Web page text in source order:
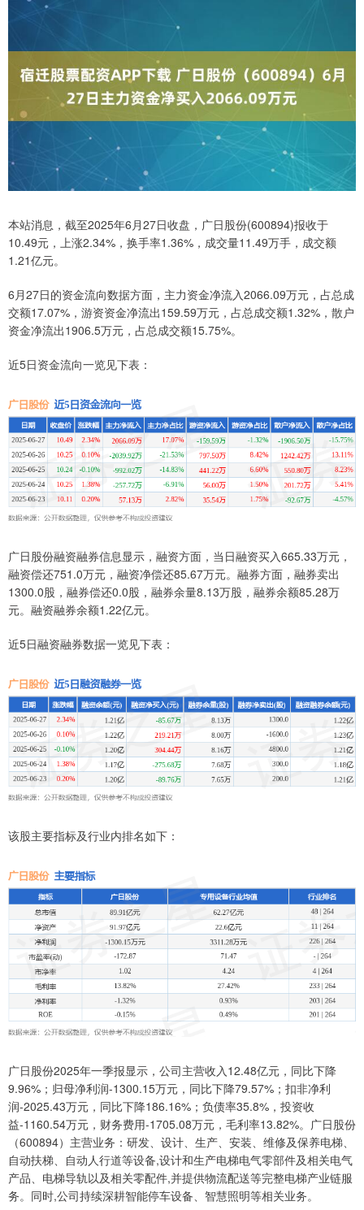
本站消息，截至2025年6月27日收盘，广日股份(600894)报收于
10.49元，上涨2.34%，换手率1.36%，成交量11.49万手，成交额
1.21亿元。
6月27日的资金流向数据方面，主力资金净流入2066.09万元，占总成
交额17.07%，游资资金净流出159.59万元，占总成交额1.32%，散户
资金净流出1906.5万元，占总成交额15.75%。
近5日资金流向一览见下表：
广日股份融资融券信息显示，融资方面，当日融资买入665.33万元，
融资偿还751.0万元，融资净偿还85.67万元。融券方面，融券卖出
1300.0股，融券偿还0.0股，融券余量8.13万股，融券余额85.28万
元。融资融券余额1.22亿元。
近5日融资融券数据一览见下表：
该股主要指标及行业内排名如下：
广日股份2025年一季报显示，公司主营收入12.48亿元，同比下降
9.96%；归母净利润-1300.15万元，同比下降79.57%；扣非净利
润-2025.43万元，同比下降186.16%；负债率35.8%，投资收
益-1160.54万元，财务费用-1705.08万元，毛利率13.82%。广日股份
（600894）主营业务：研发、设计、生产、安装、维修及保养电梯、
自动扶梯、自动人行道等设备,设计和生产电梯电气零部件及相关电气
产品、电梯导轨以及相关零配件,并提供物流配送等完整电梯产业链服
务。同时,公司持续深耕智能停车设备、智慧照明等相关业务。